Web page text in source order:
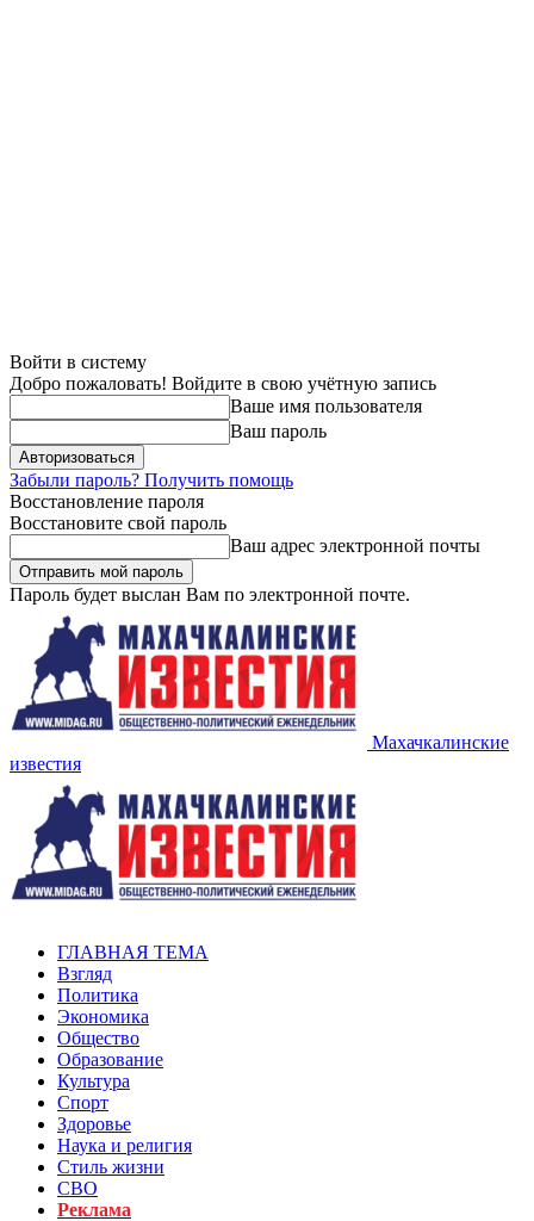
Войти в систему
Добро пожаловать! Войдите в свою учётную запись
Ваше имя пользователя
Ваш пароль
Забыли пароль? Получить помощь
Восстановление пароля
Восстановите свой пароль
Ваш адрес электронной почты
Пароль будет выслан Вам по электронной почте.
Махачкалинские
известия
ГЛАВНАЯ ТЕМА
Взгляд
Политика
Экономика
Общество
Образование
Культура
Спорт
Здоровье
Наука и религия
Стиль жизни
СВО
Реклама